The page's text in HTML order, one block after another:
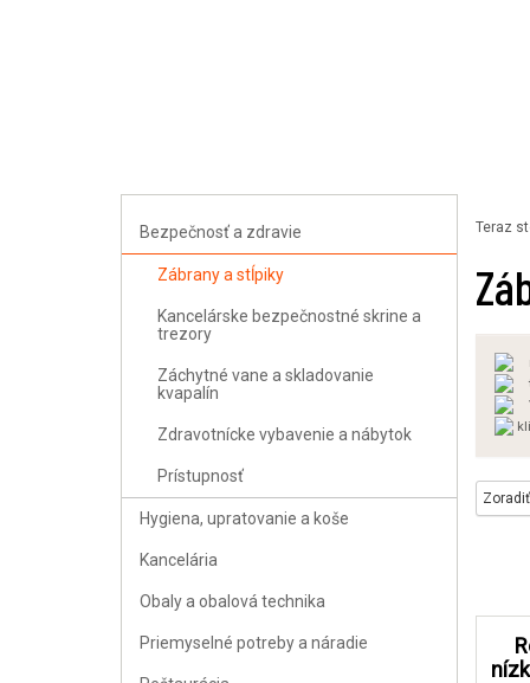
Bezpečnosť a zdravie
Zábrany a stĺpiky
Kancelárske bezpečnostné skrine a
trezory
Záchytné vane a skladovanie
kvapalín
Zdravotnícke vybavenie a nábytok
Prístupnosť
Hygiena, upratovanie a koše
Kancelária
Obaly a obalová technika
Priemyselné potreby a náradie
Teraz